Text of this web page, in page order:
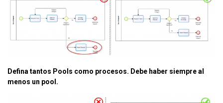
Defina tantos Pools como procesos. Debe haber siempre al
menos un pool.